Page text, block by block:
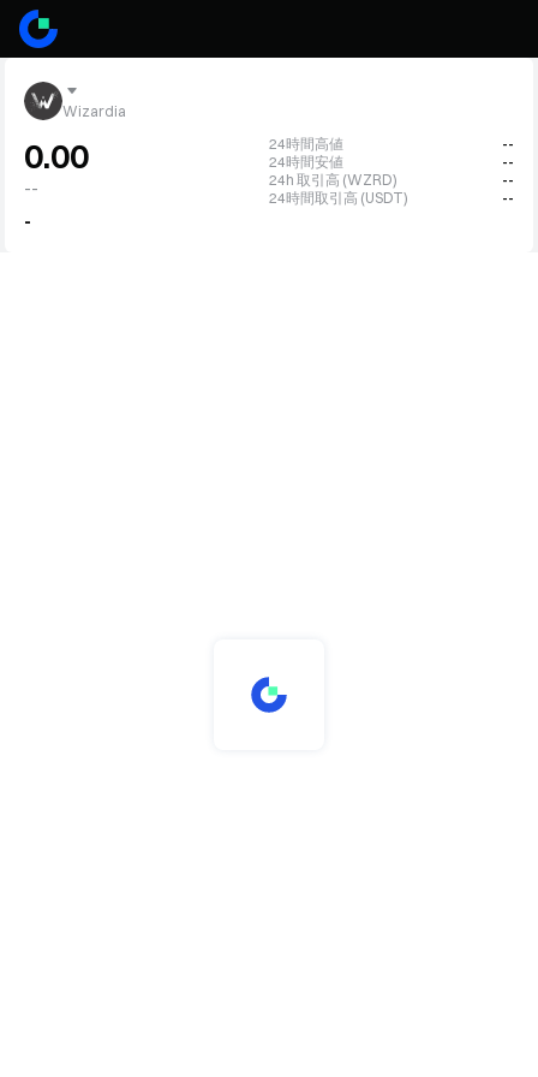
Wizardia
0.00
--
-
24時間高値
--
24時間安値
--
24h 取引高 (WZRD)
--
24時間取引高 (USDT)
--